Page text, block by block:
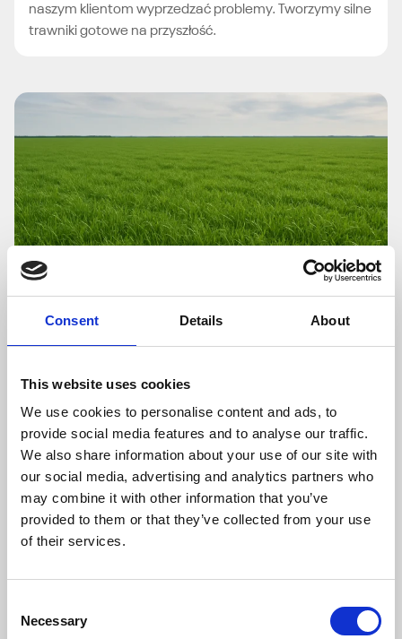
Consent Details About
This website uses cookies
We use cookies to personalise content and ads, to
provide social media features and to analyse our traffic.
We also share information about your use of our site with
our social media, advertising and analytics partners who
may combine it with other information that you’ve
provided to them or that they’ve collected from your use
of their services.
Selection
Necessary
naszym klientom wyprzedzać problemy. Tworzymy silne
trawniki gotowe na przyszłość.
Jesienne prace na łąkach = wysokiej
jakości pasza w następnym sezonie
Jesienne prace na łąkach mają kluczowe znaczenie dla
roślinności, decyzję o odnowie lub dosiewie, zabiegi
mechaniczne (koszenie, mulczowanie,
napowietrzanie), nawożenie w celu uzupełnienia
składników pokarmowych oraz wapnowanie, które
reguluje odczyn gleby i ogranicza zachwaszczenie. Te
działania poprawiają kondycję runi, zapewniają wyższą
jakość paszy i wspierają zdrowie zwierząt